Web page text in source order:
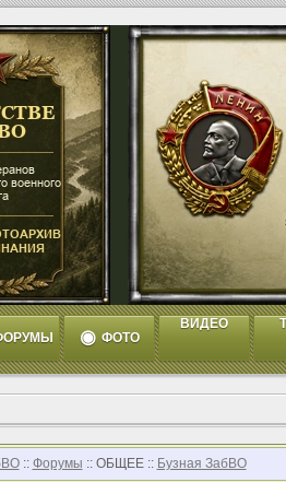
◉ ФОТО
ВИДЕО
:: Форумы :: ОБЩЕЕ :: Бузная ЗабВО